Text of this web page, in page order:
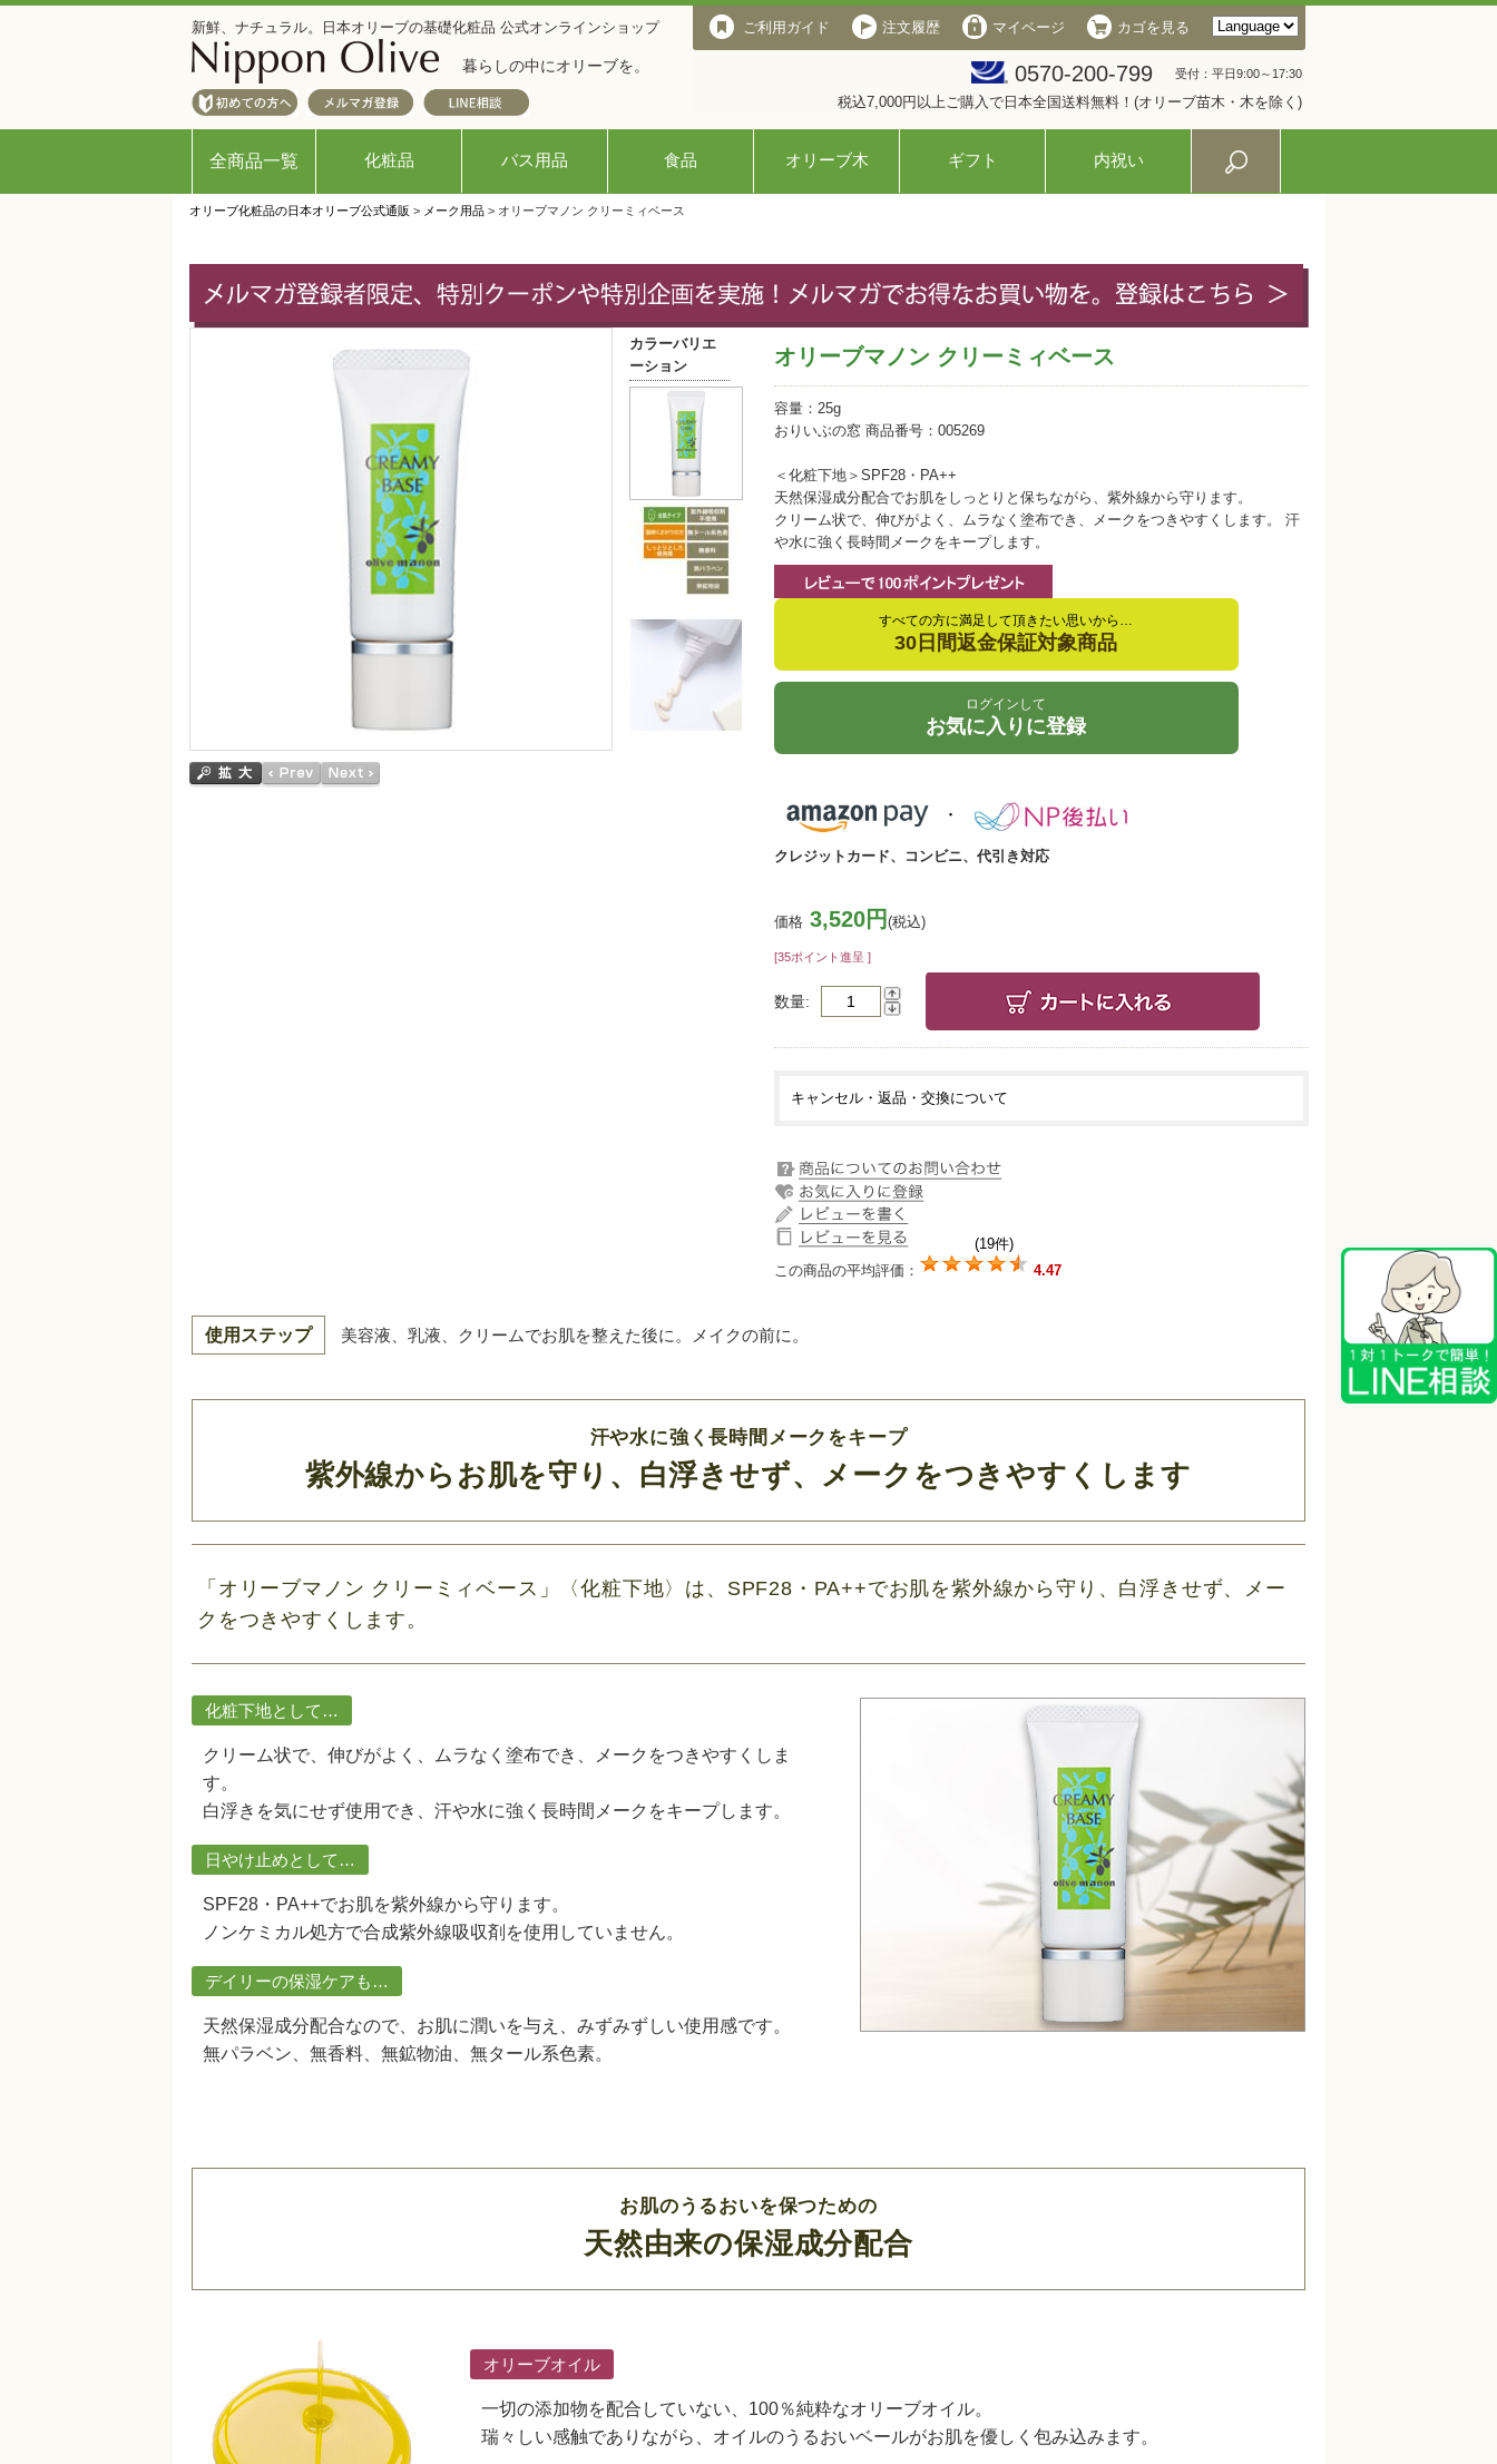
新鮮、ナチュラル。日本オリーブの基礎化粧品 公式オンラインショップ
暮らしの中にオリーブを。
ご利用ガイド 注文履歴 マイページ カゴを見る
0570-200-799 受付：平日9:00～17:30
税込7,000円以上ご購入で日本全国送料無料！(オリーブ苗木・木を除く)
全商品一覧 化粧品 バス用品 食品 オリーブ木 ギフト 内祝い
オリーブ化粧品の日本オリーブ公式通販 > メーク用品> オリーブマノン クリーミィベース
オリーブマノン クリーミィベース
容量：25g
おりいぶの窓 商品番号：005269
＜化粧下地＞SPF28・PA++
天然保湿成分配合でお肌をしっとりと保ちながら、紫外線から守ります。
クリーム状で、伸びがよく、ムラなく塗布でき、メークをつきやすくします。 汗
や水に強く長時間メークをキープします。
すべての方に満足して頂きたい思いから…
30日間返金保証対象商品
ログインして
お気に入りに登録
クレジットカード、コンビニ、代引き対応
価格 3,520円 (税込)
[35ポイント進呈 ]
数量
キャンセル・返品・交換について
(19件)
この商品の平均評価：
4.47
カラーバリエ
ーション
使用ステップ 美容液、乳液、クリームでお肌を整えた後に。メイクの前に。
汗や水に強く長時間メークをキープ
紫外線からお肌を守り、白浮きせず、メークをつきやすくします
「オリーブマノン クリーミィベース」〈化粧下地〉は、SPF28・PA++でお肌を紫外線から守り、白浮きせず、メー
クをつきやすくします。
化粧下地として…
クリーム状で、伸びがよく、ムラなく塗布でき、メークをつきやすくしま
す。
白浮きを気にせず使用でき、汗や水に強く長時間メークをキープします。
日やけ止めとして…
SPF28・PA++でお肌を紫外線から守ります。
ノンケミカル処方で合成紫外線吸収剤を使用していません。
デイリーの保湿ケアも…
天然保湿成分配合なので、お肌に潤いを与え、みずみずしい使用感です。
無パラベン、無香料、無鉱物油、無タール系色素。
お肌のうるおいを保つための
天然由来の保湿成分配合
オリーブオイル
一切の添加物を配合していない、100％純粋なオリーブオイル。
瑞々しい感触でありながら、オイルのうるおいベールがお肌を優しく包み込みます。